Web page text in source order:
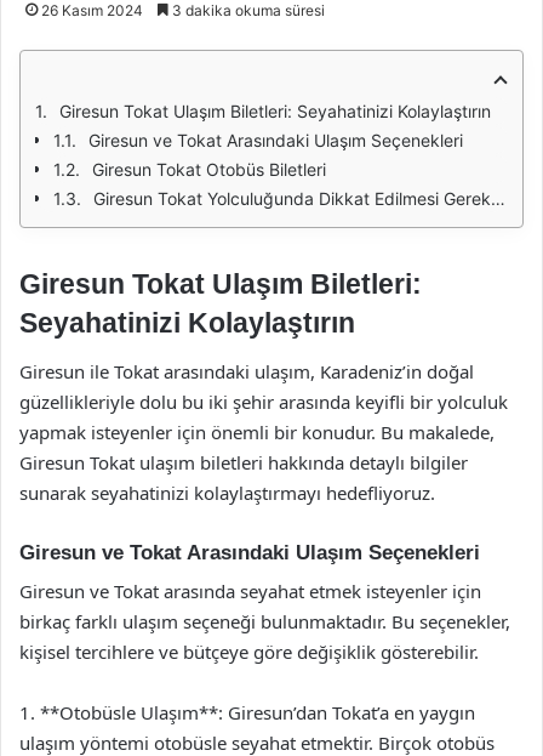
26 Kasım 2024 3 dakika okuma süresi
Giresun Tokat Ulaşım Biletleri: Seyahatinizi Kolaylaştırın
Giresun ve Tokat Arasındaki Ulaşım Seçenekleri
Giresun Tokat Otobüs Biletleri
Giresun Tokat Yolculuğunda Dikkat Edilmesi Gerekenler
Giresun Tokat Ulaşım Biletleri:
Seyahatinizi Kolaylaştırın
Giresun ile Tokat arasındaki ulaşım, Karadeniz’in doğal
güzellikleriyle dolu bu iki şehir arasında keyifli bir yolculuk
yapmak isteyenler için önemli bir konudur. Bu makalede,
Giresun Tokat ulaşım biletleri hakkında detaylı bilgiler
sunarak seyahatinizi kolaylaştırmayı hedefliyoruz.
Giresun ve Tokat Arasındaki Ulaşım Seçenekleri
Giresun ve Tokat arasında seyahat etmek isteyenler için
birkaç farklı ulaşım seçeneği bulunmaktadır. Bu seçenekler,
kişisel tercihlere ve bütçeye göre değişiklik gösterebilir.
1. **Otobüsle Ulaşım**: Giresun’dan Tokat’a en yaygın
ulaşım yöntemi otobüsle seyahat etmektir. Birçok otobüs